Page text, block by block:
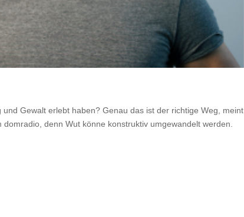
Gewalt erlebt haben? Genau das ist der richtige Weg, meint
denn Wut könne konstruktiv umgewandelt werden.